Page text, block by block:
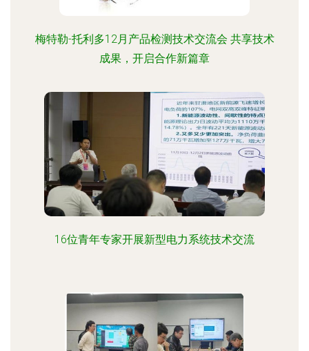
梅特勒-托利多12月产品检测技术交流会 共享技术
成果，开启合作新篇章
16位青年专家开展新型电力系统技术交流